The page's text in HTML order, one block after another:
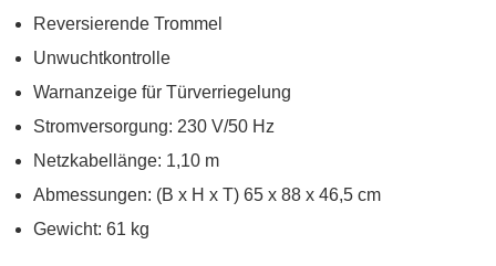
Reversierende Trommel
Unwuchtkontrolle
Warnanzeige für Türverriegelung
Stromversorgung: 230 V/50 Hz
Netzkabellänge: 1,10 m
Abmessungen: (B x H x T) 65 x 88 x 46,5 cm
Gewicht: 61 kg